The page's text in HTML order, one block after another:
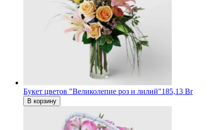
Букет цветов "Великолепие роз и лилий"185,13 Br
В корзину